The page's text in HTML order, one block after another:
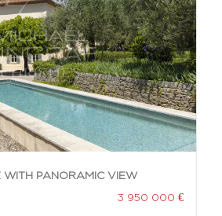
WITH PANORAMIC VIEW
3 950 000 €